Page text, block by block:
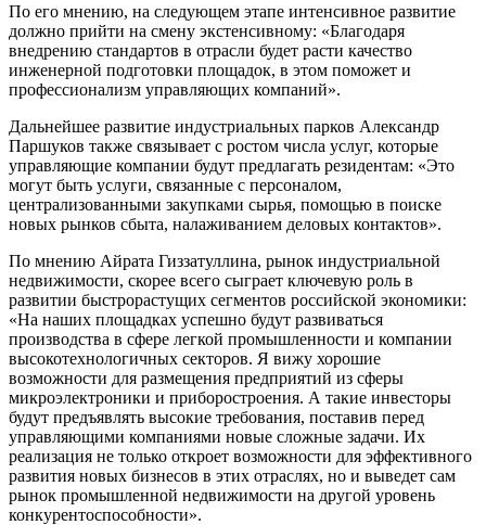
По его мнению, на следующем этапе интенсивное развитие
должно прийти на смену экстенсивному: «Благодаря
внедрению стандартов в отрасли будет расти качество
инженерной подготовки площадок, в этом поможет и
профессионализм управляющих компаний».
Дальнейшее развитие индустриальных парков Александр
Паршуков также связывает с ростом числа услуг, которые
управляющие компании будут предлагать резидентам: «Это
могут быть услуги, связанные с персоналом,
централизованными закупками сырья, помощью в поиске
новых рынков сбыта, налаживанием деловых контактов».
По мнению Айрата Гиззатуллина, рынок индустриальной
недвижимости, скорее всего сыграет ключевую роль в
развитии быстрорастущих сегментов российской экономики:
«На наших площадках успешно будут развиваться
производства в сфере легкой промышленности и компании
высокотехнологичных секторов. Я вижу хорошие
возможности для размещения предприятий из сферы
микроэлектроники и приборостроения. А такие инвесторы
будут предъявлять высокие требования, поставив перед
управляющими компаниями новые сложные задачи. Их
реализация не только откроет возможности для эффективного
развития новых бизнесов в этих отраслях, но и выведет сам
рынок промышленной недвижимости на другой уровень
конкурентоспособности».